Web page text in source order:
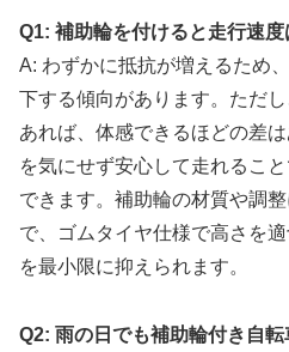
Q1: 補助輪を付けると走行速
A: わずかに抵抗が増えるため
下する傾向があります。ただ
あれば、体感できるほどの差
を気にせず安心して走れるこ
できます。補助輪の材質や調
で、ゴムタイヤ仕様で高さを
を最小限に抑えられます。
Q2: 雨の日でも補助輪付き自転